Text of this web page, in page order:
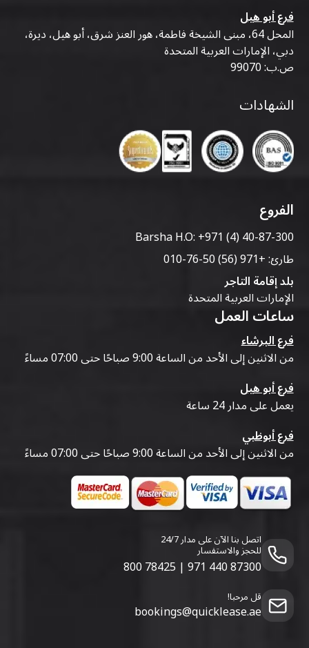
فرع أبو هيل
المحل 64، مبنى الشيخة فاطمة، هور العنز شرق، أبو هيل، ديرة،
دبي، الإمارات العربية المتحدة
ص.ب: 99070
الشهادات
الفروع
Barsha H.O:+971 (4) 40-87-300
طارئ:+971 (56) 50-76-010
بلد إقامة التاجر
الإمارات العربية المتحدة
ساعات العمل
فرع البرشاء
من الاثنين إلى الأحد من الساعة 9:00 صباحًا حتى 07:00 مساءً
فرع أبو هيل
يعمل على مدار 24 ساعة
فرع أبوظبي
من الاثنين إلى الأحد من الساعة 9:00 صباحًا حتى 07:00 مساءً
اتصل بنا الآن على مدار 24/7
للحجز والاستفسار
800 78425 | 971 440 87300
قل مرحبا!
bookings@quicklease.ae